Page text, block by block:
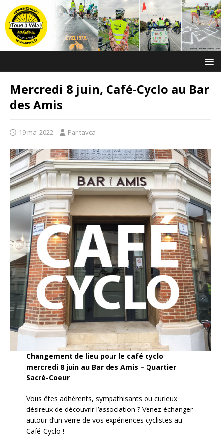
Mercredi 8 juin, Café-Cyclo au Bar
des Amis
19 mai 2022 Par tavca
Changement de lieu pour le café cyclo
mercredi 8 juin au Bar des Amis – Quartier
Sacré-Coeur
Vous êtes adhérents, sympathisants ou curieux
désireux de découvrir l’association ? Venez échanger
autour d’un verre de vos expériences cyclistes au
Café-Cyclo !